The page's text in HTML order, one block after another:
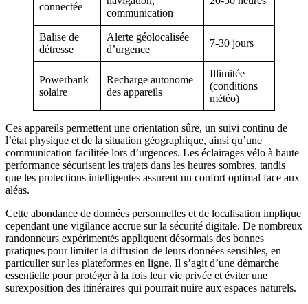
connectée
communication
Balise de
détresse
Alerte géolocalisée
d’urgence
7-30 jours
Powerbank
solaire
Recharge autonome
des appareils
Illimitée
(conditions
météo)
Ces appareils permettent une orientation sûre, un suivi continu de
l’état physique et de la situation géographique, ainsi qu’une
communication facilitée lors d’urgences. Les éclairages vélo à haute
performance sécurisent les trajets dans les heures sombres, tandis
que les protections intelligentes assurent un confort optimal face aux
aléas.
Cette abondance de données personnelles et de localisation implique
cependant une vigilance accrue sur la sécurité digitale. De nombreux
randonneurs expérimentés appliquent désormais des bonnes
pratiques pour limiter la diffusion de leurs données sensibles, en
particulier sur les plateformes en ligne. Il s’agit d’une démarche
essentielle pour protéger à la fois leur vie privée et éviter une
surexposition des itinéraires qui pourrait nuire aux espaces naturels.